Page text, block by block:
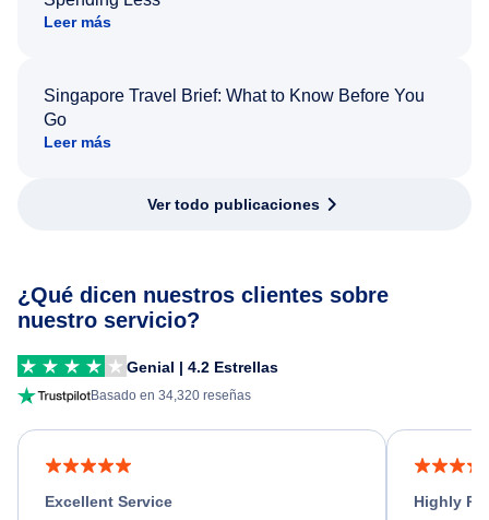
Leer más
Singapore Travel Brief: What to Know Before You
Go
Leer más
Ver todo publicaciones
¿Qué dicen nuestros clientes sobre
nuestro servicio?
Genial | 4.2 Estrellas
Basado en 34,320 reseñas
Excellent Service
Highly